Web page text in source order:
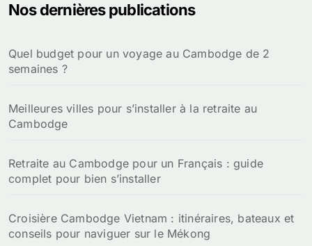
Nos dernières publications
Quel budget pour un voyage au Cambodge de 2
semaines ?
Meilleures villes pour s’installer à la retraite au
Cambodge
Retraite au Cambodge pour un Français : guide
complet pour bien s’installer
Croisière Cambodge Vietnam : itinéraires, bateaux et
conseils pour naviguer sur le Mékong